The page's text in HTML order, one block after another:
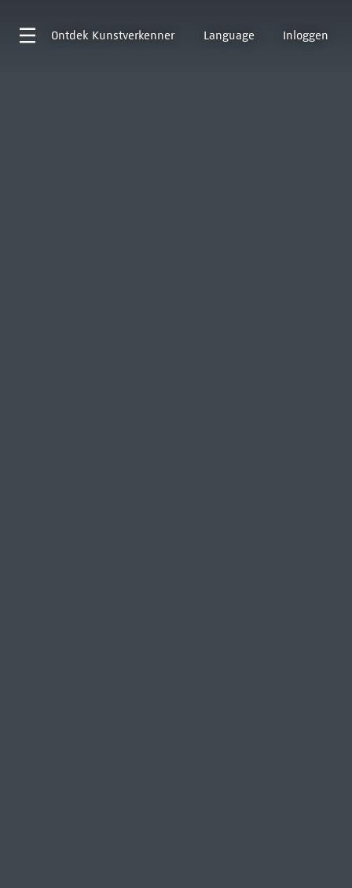
Ontdek Kunstverkenner Language Inloggen